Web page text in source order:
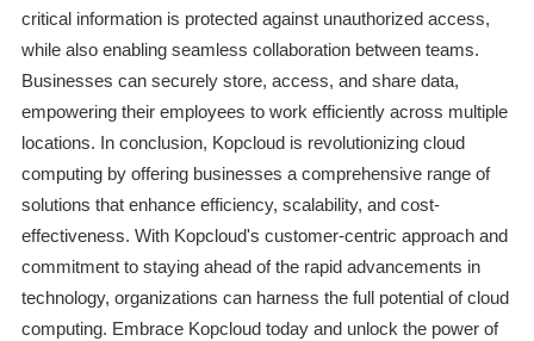
critical information is protected against unauthorized access,
while also enabling seamless collaboration between teams.
Businesses can securely store, access, and share data,
empowering their employees to work efficiently across multiple
locations. In conclusion, Kopcloud is revolutionizing cloud
computing by offering businesses a comprehensive range of
solutions that enhance efficiency, scalability, and cost-
effectiveness. With Kopcloud's customer-centric approach and
commitment to staying ahead of the rapid advancements in
technology, organizations can harness the full potential of cloud
computing. Embrace Kopcloud today and unlock the power of